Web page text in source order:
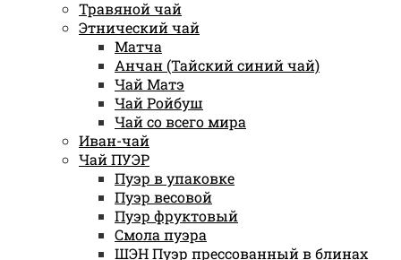
Травяной чай
Этнический чай
Матча
Анчан (Тайский синий чай)
Чай Матэ
Чай Ройбуш
Чай со всего мира
Иван-чай
Чай ПУЭР
Пуэр в упаковке
Пуэр весовой
Пуэр фруктовый
Смола пуэра
ШЭН Пуэр прессованный в блинах